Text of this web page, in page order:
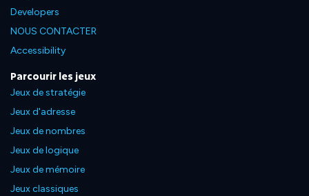
Developers
NOUS CONTACTER
Accessibility
Parcourir les jeux
Jeux de stratégie
Jeux d'adresse
Jeux de nombres
Jeux de logique
Jeux de mémoire
Jeux classiques